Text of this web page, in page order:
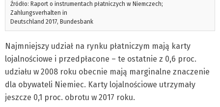
Źródło: Raport o instrumentach płatniczych w Niemczech;
Zahlungsverhalten in
Deutschland 2017, Bundesbank
Najmniejszy udział na rynku płatniczym mają karty
lojalnościowe i przedpłacone – te ostatnie z 0,6 proc.
udziału w 2008 roku obecnie mają marginalne znaczenie
dla obywateli Niemiec. Karty lojalnościowe utrzymały
jeszcze 0,1 proc. obrotu w 2017 roku.